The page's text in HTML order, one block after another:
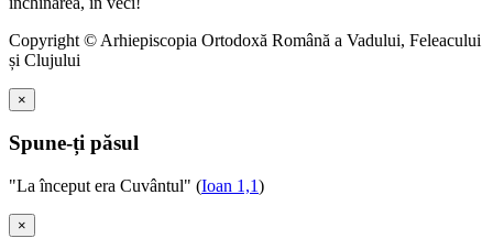
Copyright © Arhiepiscopia Ortodoxă Română a Vadului, Feleacului
și Clujului
×
Spune-ți păsul
"La început era Cuvântul" (Ioan 1,1)
×